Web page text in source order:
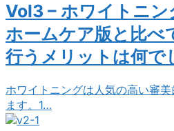
Vol3 – ホワイトニン
ホームケア版と比べ
行うメリットは何で
ホワイトニングは人気の高い審
ます。1…